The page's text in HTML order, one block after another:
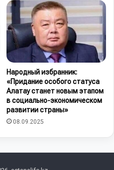
Народный избранник:
«Придание особого статуса
Алатау станет новым этапом
в социально-экономическом
развитии страны»
08.09.2025